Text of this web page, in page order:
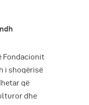
Fondacionit
i shoqërisë
që
dhe